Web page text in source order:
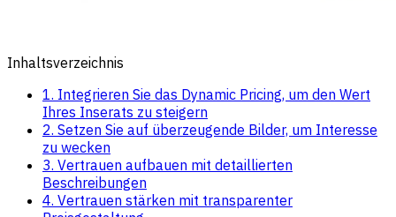
Inhaltsverzeichnis
1. Integrieren Sie das Dynamic Pricing, um den Wert
Ihres Inserats zu steigern
2. Setzen Sie auf überzeugende Bilder, um Interesse
zu wecken
3. Vertrauen aufbauen mit detaillierten
Beschreibungen
4. Vertrauen stärken mit transparenter